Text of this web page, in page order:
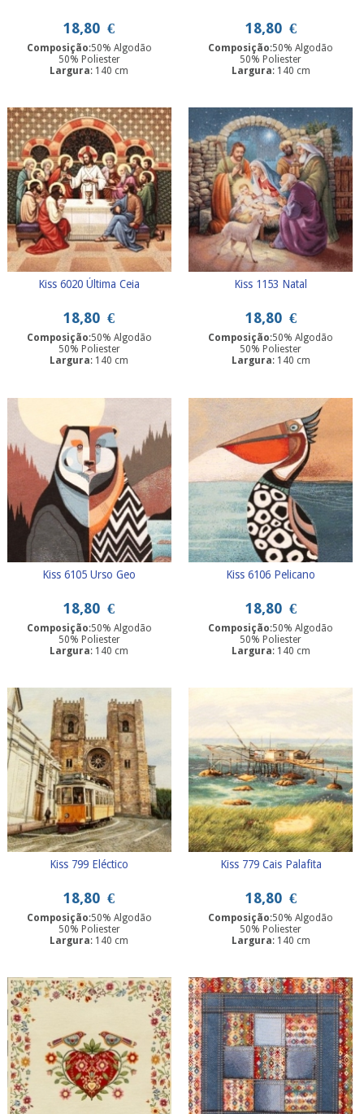
18,80 €
Composição:50% Algodão
50% Poliester
Largura: 140 cm
18,80 €
Composição:50% Algodão
50% Poliester
Largura: 140 cm
Kiss 6020 Última Ceia
18,80 €
Composição:50% Algodão
50% Poliester
Largura: 140 cm
Kiss 1153 Natal
18,80 €
Composição:50% Algodão
50% Poliester
Largura: 140 cm
Kiss 6105 Urso Geo
18,80 €
Composição:50% Algodão
50% Poliester
Largura: 140 cm
Kiss 6106 Pelicano
18,80 €
Composição:50% Algodão
50% Poliester
Largura: 140 cm
Kiss 799 Eléctico
18,80 €
Composição:50% Algodão
50% Poliester
Largura: 140 cm
Kiss 779 Cais Palafita
18,80 €
Composição:50% Algodão
50% Poliester
Largura: 140 cm